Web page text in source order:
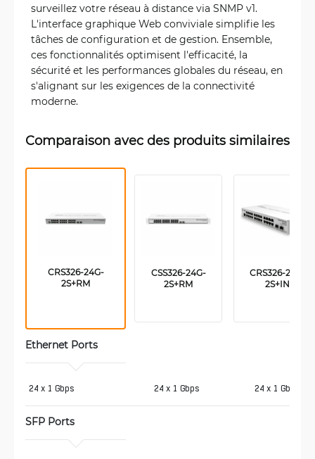
surveillez votre réseau à distance via SNMP v1.
L'interface graphique Web conviviale simplifie les
tâches de configuration et de gestion. Ensemble,
ces fonctionnalités optimisent l'efficacité, la
sécurité et les performances globales du réseau, en
s'alignant sur les exigences de la connectivité
moderne.
Comparaison avec des produits similaires
CRS326-24G-
2S+RM
CSS326-24G-
2S+RM
CRS326-24G-
2S+IN
Ethernet Ports
24 x 1 Gbps 24 x 1 Gbps 24 x 1 Gbps
SFP Ports